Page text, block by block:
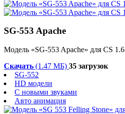
SG-553 Apache
Модель «SG-553 Apache» для CS 1.6
Скачать (1.47 МБ) 35 загрузок
SG-552
HD модели
С новыми звуками
Авто анимация